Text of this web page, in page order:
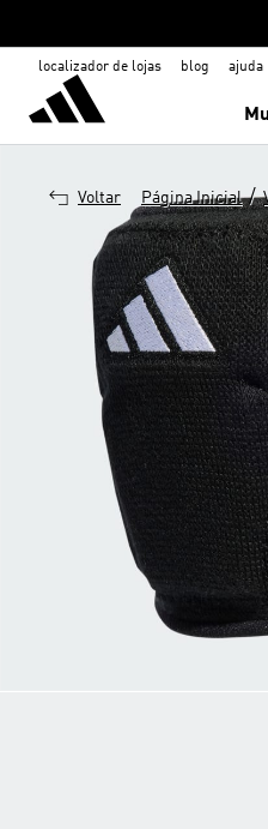
localizador de lojas blog ajuda
Voltar Página Inicial /